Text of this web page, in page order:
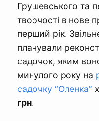
Грушевського та
творчості в нове
перший рік.
планували
садочок, яким
минулого року на
садочку “Оленка”
грн.